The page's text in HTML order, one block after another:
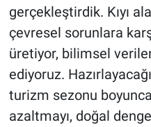
gerçekleştirdik. Kıyı
çevresel sorunlara
üretiyor, bilimsel veriler
ediyoruz.
turizm sezonu
azaltmayı, doğal